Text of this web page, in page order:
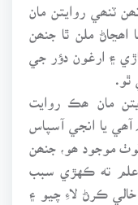
ٽنھي روايتن مان
اھڃاڻ ملن ٿا جنھن
۽َ ارغون دؤر جي
مان ھڪ روايت
آھي يا انجي آسپاس
موجود ھو، جنھن
علم ته ڪهڙي سبب
ڪرڻ لاءِ چيو ۽